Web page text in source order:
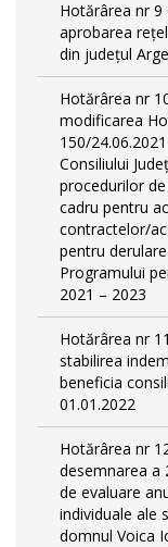
Hotărârea nr 9
aprobarea
din județul
Hotărârea nr
modificarea
150/
Consiliului
procedurilor
cadru pentru
contractelor/
pentru
Programului
2021 – 2023
Hotărârea nr
stabilirea
beneficia
01.01.2022
Hotărârea nr
desemnarea a
de evaluare
individuale ale
domnul Voica